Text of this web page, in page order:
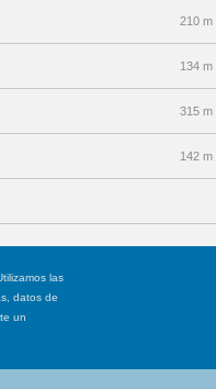
210 m
134 m
315 m
142 m
las
datos de
un